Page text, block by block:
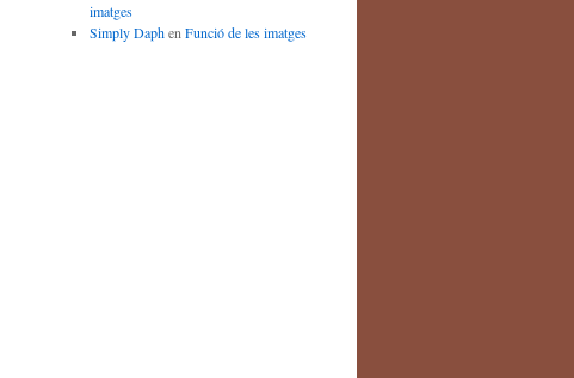
imatges
Simply Daphen Funció de les imatges